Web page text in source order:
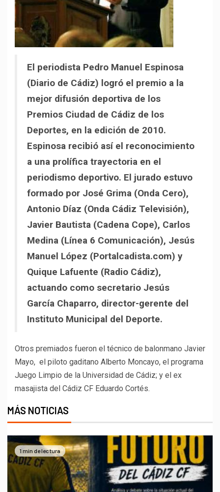
El periodista Pedro Manuel Espinosa
(Diario de Cádiz) logró el premio a la
mejor difusión deportiva de los
Premios Ciudad de Cádiz de los
Deportes, en la edición de 2010.
Espinosa recibió así el reconocimiento
a una prolífica trayectoria en el
periodismo deportivo. El jurado estuvo
formado por José Grima (Onda Cero),
Antonio Díaz (Onda Cádiz Televisión),
Javier Bautista (Cadena Cope), Carlos
Medina (Línea 6 Comunicación), Jesús
Manuel López (Portalcadista.com) y
Quique Lafuente (Radio Cádiz),
actuando como secretario Jesús
García Chaparro, director-gerente del
Instituto Municipal del Deporte.
Otros premiados fueron el técnico de balonmano Javier
Mayo, el piloto gaditano Alberto Moncayo, el programa
Juego Limpio de la Universidad de Cádiz; y el ex
masajista del Cádiz CF Eduardo Cortés.
MÁS NOTICIAS
1 min de lectura